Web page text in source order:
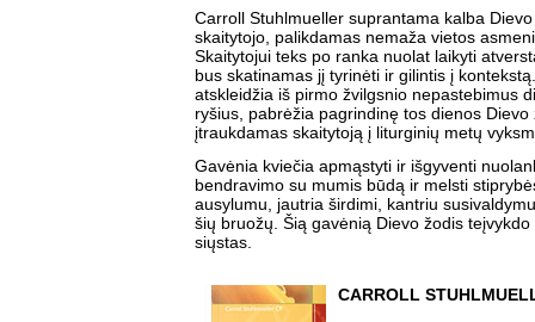
Carroll Stuhlmueller suprantama kalba
skaitytojo, palikdamas nemaža vietos
Skaitytojui teks po ranka nuolat laikyti
bus skatinamas jį tyrinėti ir gilintis į
atskleidžia iš pirmo žvilgsnio nepastebimus
ryšius, pabrėžia pagrindinę tos dienos
įtraukdamas skaitytoją į liturginių metų
Gavėnia kviečia apmąstyti ir išgyventi
bendravimo su mumis būdą ir melsti
ausylumu, jautria širdimi, kantriu
šių bruožų. Šią gavėnią Dievo žodis
siųstas.
CARROLL